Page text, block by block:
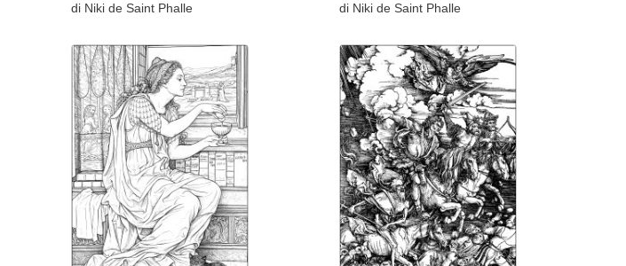
di Niki de Saint Phalle
di Niki de Saint Phalle